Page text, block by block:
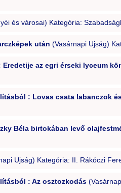
és városai) Kategória:
után (Vasárnapi Ujság)
az egri érseki lyceum
: Lovas csata labanczok
Béla birtokában levő
Ujság) Kategória: II. Rákóczi
: Az osztozkodás